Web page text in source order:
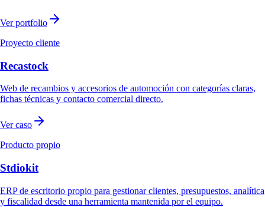
Ver portfolio
Proyecto cliente
Recastock
Web de recambios y accesorios de automoción con categorías claras,
fichas técnicas y contacto comercial directo.
Ver caso
Producto propio
Stdiokit
ERP de escritorio propio para gestionar clientes, presupuestos, analítica
y fiscalidad desde una herramienta mantenida por el equipo.